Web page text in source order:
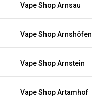
Vape Shop Arnsau
Vape Shop Arnshöfen
Vape Shop Arnstein
Vape Shop Artamhof